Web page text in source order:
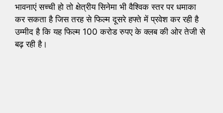
भावनाएं सच्ची हो तो क्षेत्रीय सिनेमा भी वैश्विक स्तर पर धमाका
कर सकता है जिस तरह से फिल्म दूसरे हफ्ते में प्रवेश कर रही है
उम्मीद है कि यह फिल्म 100 करोड रुपए के क्लब की ओर तेजी से
बढ़ रही है।